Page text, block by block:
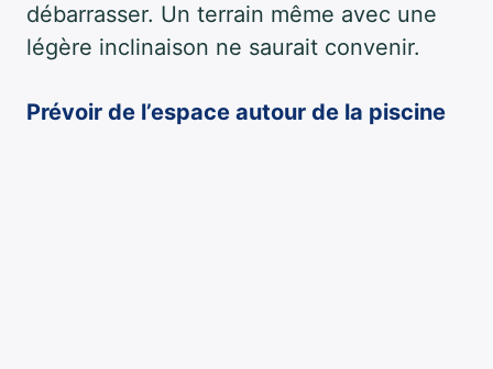
débarrasser. Un terrain même avec une
légère inclinaison ne saurait convenir.
Prévoir de l’espace autour de la piscine